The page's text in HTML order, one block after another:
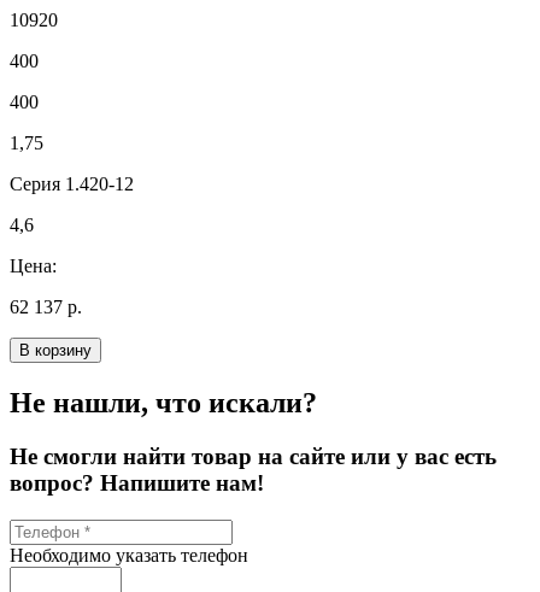
10920
400
400
1,75
Серия 1.420-12
4,6
Цена:
62 137 р.
В корзину
Не нашли, что искали?
Не смогли найти товар на сайте или у вас есть
вопрос? Напишите нам!
Необходимо указать телефон